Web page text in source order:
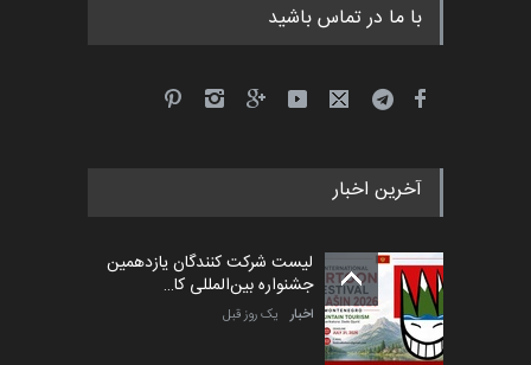
مهلت
مهلت 5 ماه دیگر
با ما در تماس باشید
آخرین اخبار
لیست شرکت کنندگان یازدهمین
جشنواره بین‌المللی کا…
اخبار یک روز قبل